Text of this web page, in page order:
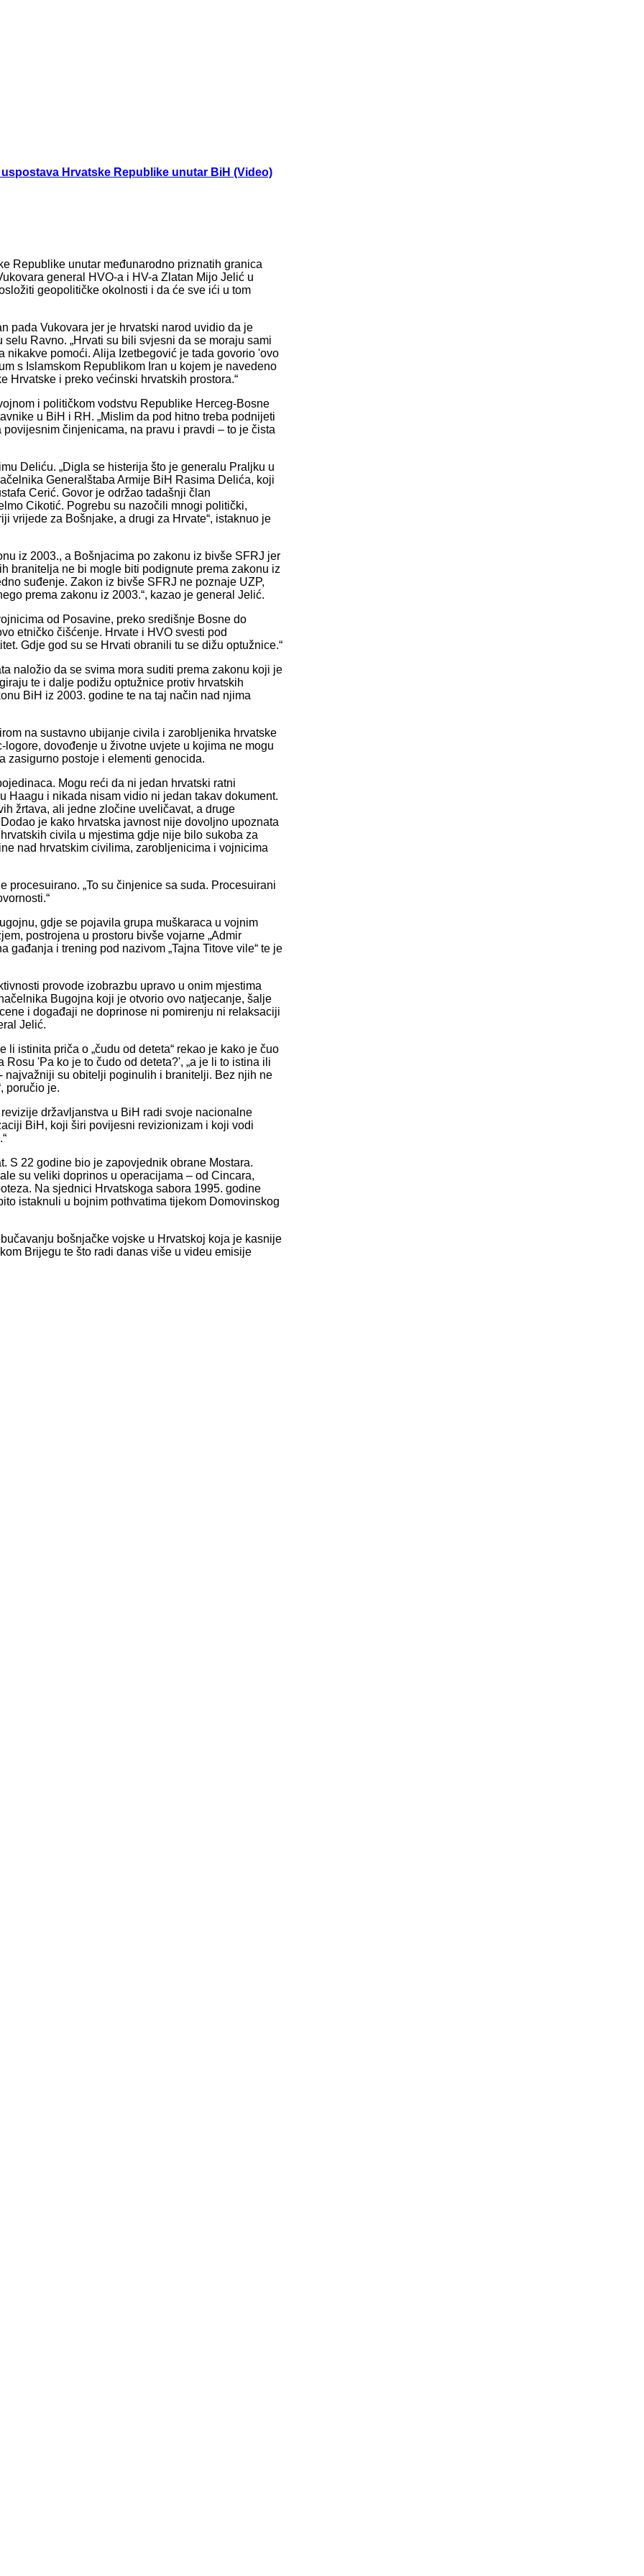
Hrvatske Republike unutar BiH (Video)
Republike unutar međunarodno priznatih granica
general HVO-a i HV-a Zlatan Mijo Jelić u
geopolitičke okolnosti i da će sve ići u tom
pada Vukovara jer je hrvatski narod uvidio da je
Ravno. „Hrvati su bili svjesni da se moraju sami
pomoći. Alija Izetbegović je tada govorio 'ovo
s Islamskom Republikom Iran u kojem je navedeno
Hrvatske i preko većinski hrvatskih prostora.“
i političkom vodstvu Republike Herceg-Bosne
u BiH i RH. „Mislim da pod hitno treba podnijeti
činjenicama, na pravu i pravdi – to je čista
Deliću. „Digla se histerija što je generalu Praljku u
Generalštaba Armije BiH Rasima Delića, koji
Cerić. Govor je održao tadašnji član
Cikotić. Pogrebu su nazočili mnogi politički,
vrijede za Bošnjake, a drugi za Hrvate“, istaknuo je
iz 2003., a Bošnjacima po zakonu iz bivše SFRJ jer
branitelja ne bi mogle biti podignute prema zakonu iz
suđenje. Zakon iz bivše SFRJ ne poznaje UZP,
prema zakonu iz 2003.“, kazao je general Jelić.
od Posavine, preko središnje Bosne do
etničko čišćenje. Hrvate i HVO svesti pod
Gdje god su se Hrvati obranili tu se dižu optužnice.“
naložio da se svima mora suditi prema zakonu koji je
te i dalje podižu optužnice protiv hrvatskih
BiH iz 2003. godine te na taj način nad njima
na sustavno ubijanje civila i zarobljenika hrvatske
dovođenje u životne uvjete u kojima ne mogu
zasigurno postoje i elementi genocida.
Mogu reći da ni jedan hrvatski ratni
Haagu i nikada nisam vidio ni jedan takav dokument.
žrtava, ali jedne zločine uveličavat, a druge
je kako hrvatska javnost nije dovoljno upoznata
civila u mjestima gdje nije bilo sukoba za
nad hrvatskim civilima, zarobljenicima i vojnicima
„To su činjenice sa suda. Procesuirani
gdje se pojavila grupa muškaraca u vojnim
postrojena u prostoru bivše vojarne „Admir
gađanja i trening pod nazivom „Tajna Titove vile“ te je
provode izobrazbu upravo u onim mjestima
Bugojna koji je otvorio ovo natjecanje, šalje
i događaji ne doprinose ni pomirenju ni relaksaciji
Jelić.
istinita priča o „čudu od deteta“ rekao je kako je čuo
'Pa ko je to čudo od deteta?', „a je li to istina ili
najvažniji su obitelji poginulih i branitelji. Bez njih ne
poručio je.
državljanstva u BiH radi svoje nacionalne
BiH, koji širi povijesni revizionizam i koji vodi
S 22 godine bio je zapovjednik obrane Mostara.
su veliki doprinos u operacijama – od Cincara,
Na sjednici Hrvatskoga sabora 1995. godine
istaknuli u bojnim pothvatima tijekom Domovinskog
bošnjačke vojske u Hrvatskoj koja je kasnije
Brijegu te što radi danas više u videu emisije